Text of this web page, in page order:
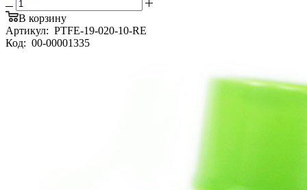
В корзину
Артикул: PTFE-19-020-10-RE
Код: 00-00001335